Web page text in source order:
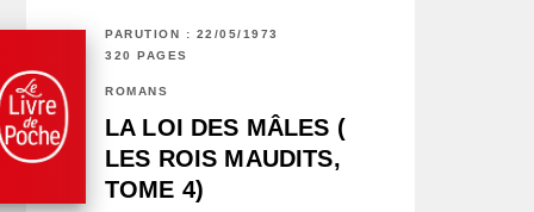
PARUTION : 22/05/1973
320 PAGES
ROMANS
LA LOI DES MÂLES (
LES ROIS MAUDITS,
TOME 4)